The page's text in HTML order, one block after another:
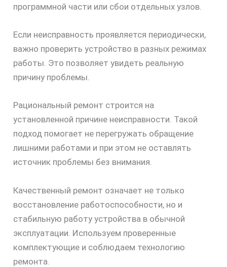
программной части или сбои отдельных узлов.
Если неисправность проявляется периодически,
важно проверить устройство в разных режимах
работы. Это позволяет увидеть реальную
причину проблемы.
Рациональный ремонт строится на
установленной причине неисправности. Такой
подход помогает не перегружать обращение
лишними работами и при этом не оставлять
источник проблемы без внимания.
Качественный ремонт означает не только
восстановление работоспособности, но и
стабильную работу устройства в обычной
эксплуатации. Используем проверенные
комплектующие и соблюдаем технологию
ремонта.
скидку